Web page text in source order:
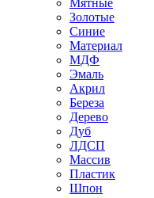
Золотые
Синие
Материал
МДФ
Эмаль
Акрил
Береза
Дерево
Дуб
ЛДСП
Массив
Пластик
Шпон